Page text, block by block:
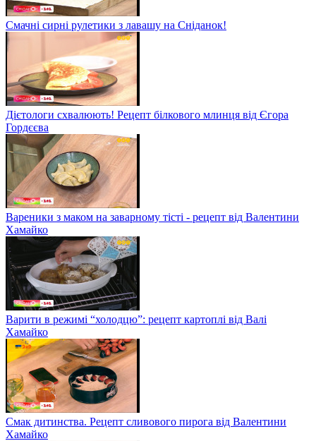
Смачні сирні рулетики з лавашу на Сніданок!
Дієтологи схвалюють! Рецепт білкового млинця від Єгора
Гордєєва
Вареники з маком на заварному тісті - рецепт від Валентини
Хамайко
Варити в режимі “холодцю”: рецепт картоплі від Валі
Хамайко
Смак дитинства. Рецепт сливового пирога від Валентини
Хамайко